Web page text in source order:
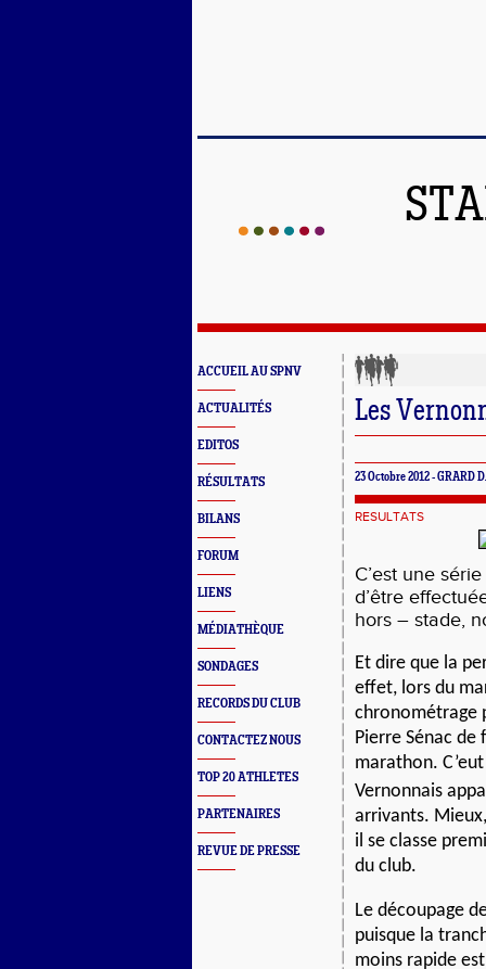
ACCUEIL AU SPNV
ACTUALITÉS
EDITOS
RÉSULTATS
BILANS
FORUM
LIENS
MÉDIATHÈQUE
SONDAGES
RECORDS DU CLUB
CONTACTEZ NOUS
TOP 20 ATHLETES
PARTENAIRES
REVUE DE PRESSE
Les
23 Octobre 2012 - GRARD
RESULTATS
C’est une
d’être
hors – stade,
Et dire que la
effet, lors du
chronométrage
Pierre Sénac
marathon.
Vernonnais
arrivants.
il se classe
du club.
Le découpage
puisque la
moins rapide